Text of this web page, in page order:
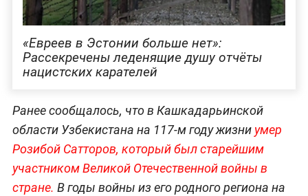
«Евреев в Эстонии больше нет»:
Рассекречены леденящие душу отчёты
нацистских карателей
Ранее сообщалось, что в Кашкадарьинской
области Узбекистана на 117-м году жизни умер
Розибой Сатторов, который был старейшим
участником Великой Отечественной войны в
стране. В годы войны из его родного региона на